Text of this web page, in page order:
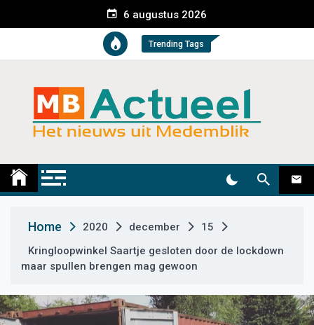
e
t
6 augustus 2026
Trending Tags
Medemblik Actueel
Home 2020 december
15
Kringloopwinkel Saartje gesloten door de lockdown
maar spullen brengen mag gewoon